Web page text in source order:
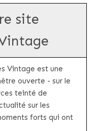
site
Vintage est une
ouverte - sur le
teinté de
sur les
forts qui ont